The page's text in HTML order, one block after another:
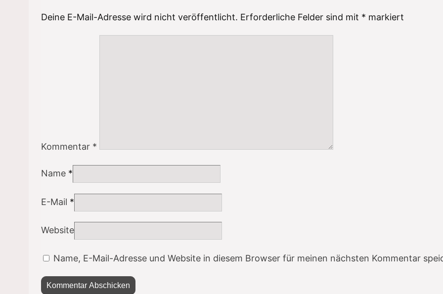
Deine E-Mail-Adresse wird nicht veröffentlicht. Erforderliche Felder sind mit * markiert
Kommentar *
Name *
E-Mail *
Website
Name, E-Mail-Adresse und Website in diesem Browser für meinen nächsten Kommentar